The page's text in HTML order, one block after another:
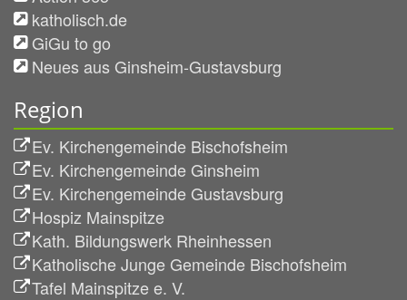
katholisch.de
GiGu to go
Neues aus Ginsheim-Gustavsburg
Region
Ev. Kirchengemeinde Bischofsheim
Ev. Kirchengemeinde Ginsheim
Ev. Kirchengemeinde Gustavsburg
Hospiz Mainspitze
Kath. Bildungswerk Rheinhessen
Katholische Junge Gemeinde Bischofsheim
Tafel Mainspitze e. V.